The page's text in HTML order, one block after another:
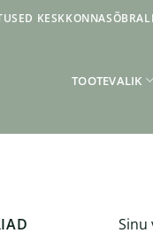
TOOTEVALIK
Sinu